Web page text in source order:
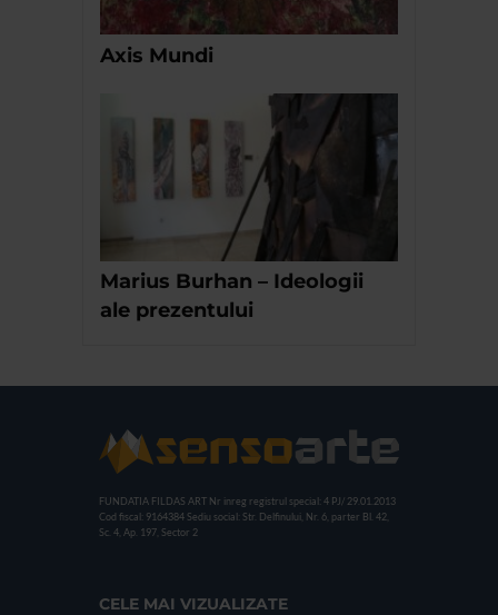
Axis Mundi
Marius Burhan – Ideologii
ale prezentului
FUNDATIA FILDAS ART Nr inreg registrul special: 4 PJ/ 29.01.2013
Cod fiscal: 9164384 Sediu social: Str. Delfinului, Nr. 6, parter Bl. 42,
Sc. 4, Ap. 197, Sector 2
CELE MAI VIZUALIZATE